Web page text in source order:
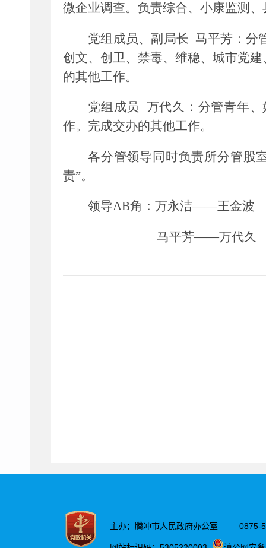
微企业调查。 负责综合、小康监测
党组成员、副局长 马平芳： 分
创文、创卫、禁毒、维稳、城市党建
的其他工作。
党组成员 万代久： 分管青年、
作。 完成交办的其他工作。
各分管领导同时负责所分管股
责”。
领导AB角：万永洁——王金波
马平芳——万代久